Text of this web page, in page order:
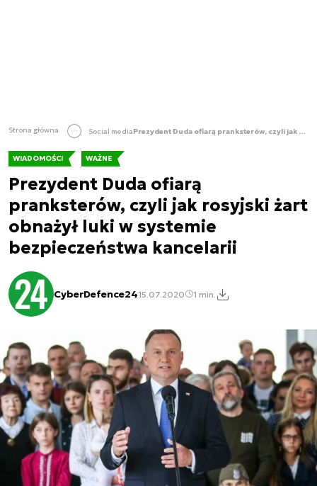
Strona główna Social media Prezydent Duda ofiarą pranksterów, czyli jak rosyjski żart obnażył luki w systemie bezpieczeństwa kancelarii
WIADOMOŚCI WAŻNE
Prezydent Duda ofiarą
pranksterów, czyli jak rosyjski żart
obnażył luki w systemie
bezpieczeństwa kancelarii
CyberDefence2415.07.2020 1 min.